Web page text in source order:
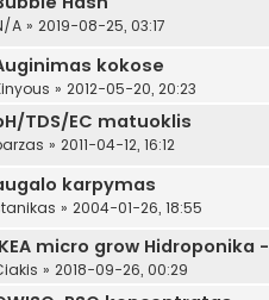
A » 2019-08-25, 03:17
kokose
» 2012-05-20, 20:23
TDS/EC matuoklis
» 2011-04-12, 16:12
karpymas
» 2004-01-26, 18:55
micro grow Hidroponika
» 2018-09-26, 00:29